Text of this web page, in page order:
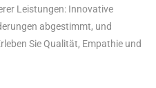
Leistungen: Innovative
abgestimmt, und
Sie Qualität, Empathie und